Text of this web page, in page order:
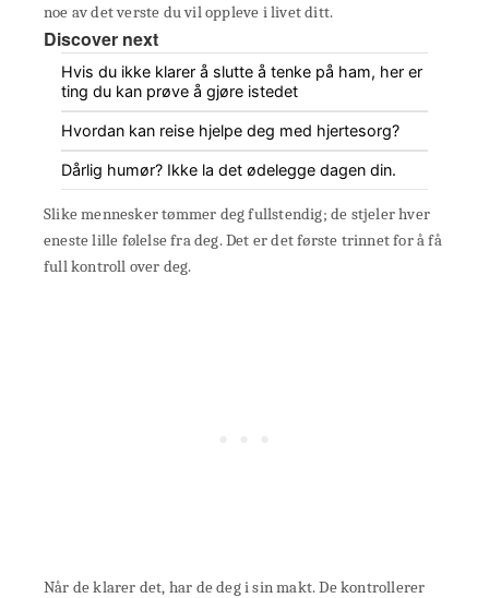
noe av det verste du vil oppleve i livet ditt.
Discover next
Hvis du ikke klarer å slutte å tenke på ham, her er
ting du kan prøve å gjøre istedet
Hvordan kan reise hjelpe deg med hjertesorg?
Dårlig humør? Ikke la det ødelegge dagen din.
Slike mennesker tømmer deg fullstendig; de stjeler hver
eneste lille følelse fra deg. Det er det første trinnet for å få
full kontroll over deg.
Når de klarer det, har de deg i sin makt. De kontrollerer